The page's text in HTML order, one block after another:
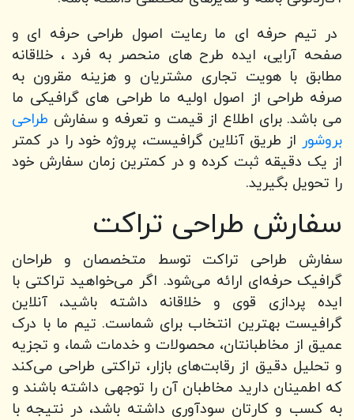
در تیم حرفه ای ما رعایت اصول طراحی حرفه ای و
صفحه آرایی، ایده طرح های منحصر به فرد ، خلاقانه
مطابق با هویت تجاری مشتریان و هزینه مقرون به
صرفه طراحی از اصول اولیه ما طراحی های گرافیکی ما
می باشد. برای اطلاع از قیمت و تعرفه و سفارش طراحی
بروشور از طریق آنلاین گرافیست، پروژه خود را در کمتر
از یک دقیقه ثبت کرده و در کمترین زمان سفارش خود
را تحویل بگیرید.
سفارش طراحی تراکت
سفارش طراحی تراکت توسط متخصصان و طراحان
گرافیک حرفه‌ای ارائه می‌شود. اگر می‌خواهید تراکتی با
ایده‌ پردازی قوی و خلاقانه داشته باشید، آنلاین
گرافیست بهترین انتخاب برای شماست. تیم ما با درک
عمیق از مخاطبانتان، محصولات و خدمات شما، و تجزیه
و تحلیل دقیق از رقابت‌های بازار، تراکتی طراحی می‌کند
که اطمینان دارید مخاطبان آن را توجهی داشته باشند و
به کسب و کارتان سودآوری داشته باشد، در نتیجه با